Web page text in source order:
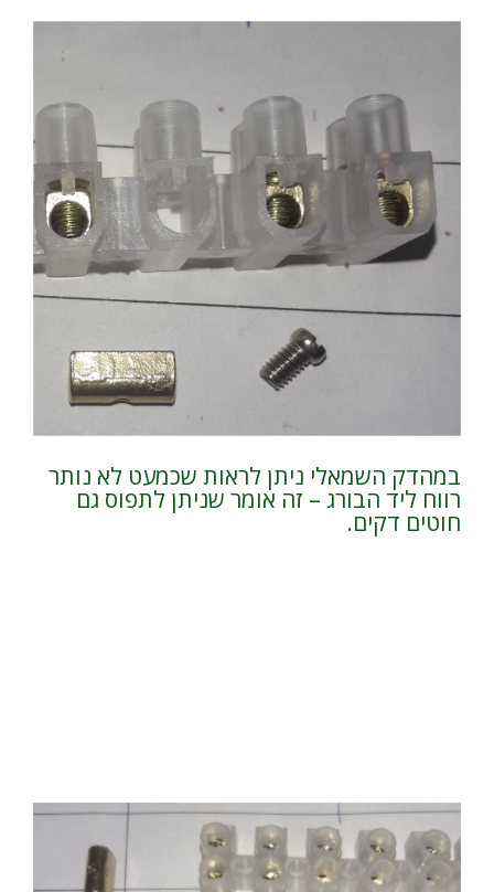
במהדק השמאלי ניתן לראות שכמעט לא נותר
רווח ליד הבורג – זה אומר שניתן לתפוס גם
חוטים דקים.